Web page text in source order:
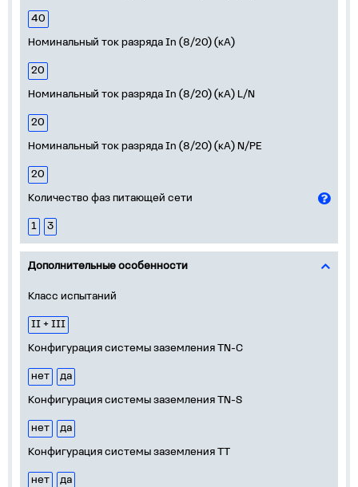
40
Номинальный ток разряда In (8/20) (кА)
20
Номинальный ток разряда In (8/20) (кА) L/N
20
Номинальный ток разряда In (8/20) (кА) N/PE
20
Количество фаз питающей сети
1 3
Дополнительные особенности
Класс испытаний
II + III
Конфигурация системы заземления TN-C
нет
да
Конфигурация системы заземления TN-S
нет
да
Конфигурация системы заземления TT
нет
да